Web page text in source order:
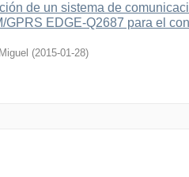
de un sistema de
GPRS EDGE-Q2687 para el
(2015-01-28)